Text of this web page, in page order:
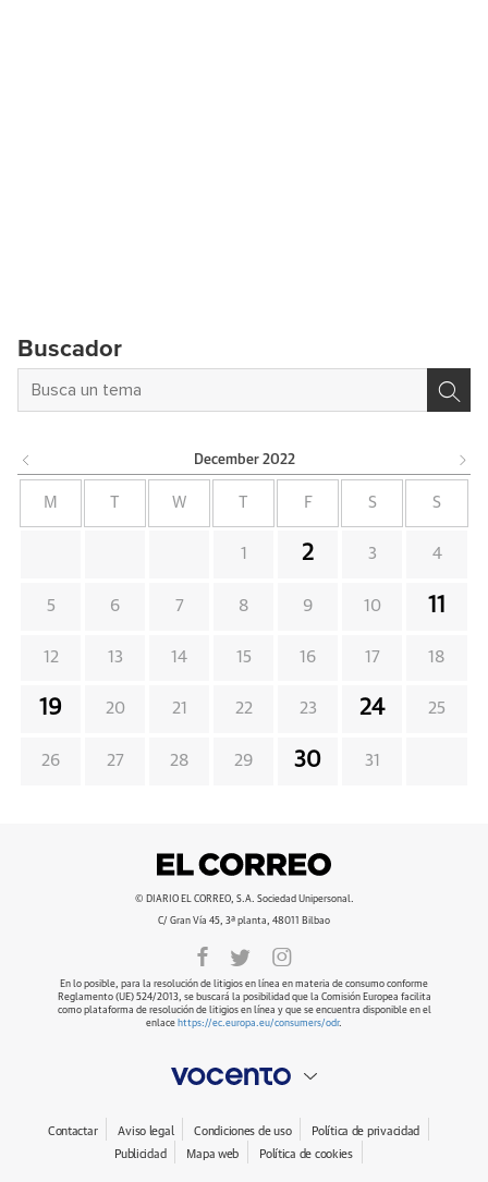
Buscador
December 2022
M W F S S
1 2 3 4
5 6 7 8 9 10 11
12 13 14 15 16 17 18
19 20 21 22 23 24 25
26 27 28 29 30 31
© DIARIO EL CORREO, S.A. Sociedad Unipersonal.
C/ Gran Vía 45, 3ª planta, 48011 Bilbao
En lo posible, para la resolución de litigios en línea en materia de consumo conforme
Reglamento (UE) 524/2013, se buscará la posibilidad que la Comisión Europea facilita
como plataforma de resolución de litigios en línea y que se encuentra disponible en el
enlace https://ec.europa.eu/consumers/odr.
Contactar Aviso legal Condiciones de uso
Política de privacidad
Publicidad
Mapa web Política de cookies